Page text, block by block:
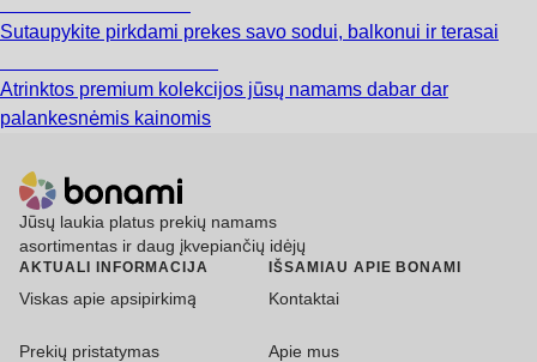
Sutaupykite pirkdami prekes savo sodui, balkonui ir terasai
Atrinktos premium kolekcijos jūsų namams dabar dar
palankesnėmis kainomis
Jūsų laukia platus prekių namams
asortimentas ir daug įkvepiančių idėjų
AKTUALI INFORMACIJA
Viskas apie apsipirkimą
Prekių pristatymas
IŠSAMIAU APIE BONAMI
Kontaktai
Apie mus